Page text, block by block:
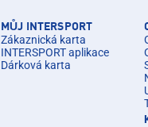
MŮJ INTERSPORT
Zákaznická karta
INTERSPORT aplikace
Dárková karta